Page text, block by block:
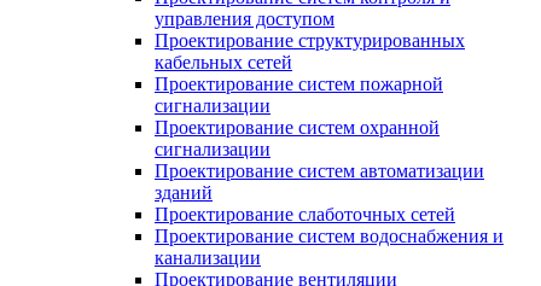
управления доступом
Проектирование структурированных
кабельных сетей
Проектирование систем пожарной
сигнализации
Проектирование систем охранной
сигнализации
Проектирование систем автоматизации
зданий
Проектирование слаботочных сетей
Проектирование систем водоснабжения и
канализации
Проектирование вентиляции